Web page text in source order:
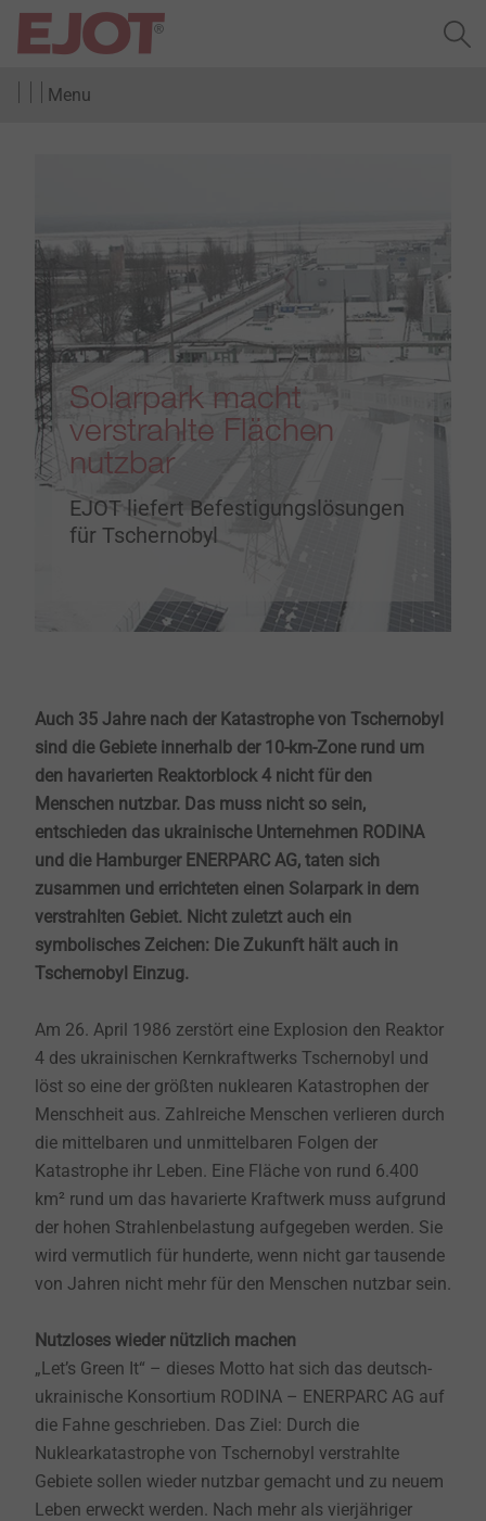
Menu
Solarpark macht
verstrahlte Flächen
nutzbar
EJOT liefert Befestigungslösungen
für Tschernobyl
Auch 35 Jahre nach der Katastrophe von Tschernobyl
sind die Gebiete innerhalb der 10-km-Zone rund um
den havarierten Reaktorblock 4 nicht für den
Menschen nutzbar. Das muss nicht so sein,
entschieden das ukrainische Unternehmen RODINA
und die Hamburger ENERPARC AG, taten sich
zusammen und errichteten einen Solarpark in dem
verstrahlten Gebiet. Nicht zuletzt auch ein
symbolisches Zeichen: Die Zukunft hält auch in
Tschernobyl Einzug.
Am 26. April 1986 zerstört eine Explosion den Reaktor
4 des ukrainischen Kernkraftwerks Tschernobyl und
löst so eine der größten nuklearen Katastrophen der
Menschheit aus. Zahlreiche Menschen verlieren durch
die mittelbaren und unmittelbaren Folgen der
Katastrophe ihr Leben. Eine Fläche von rund 6.400
km² rund um das havarierte Kraftwerk muss aufgrund
der hohen Strahlenbelastung aufgegeben werden. Sie
wird vermutlich für hunderte, wenn nicht gar tausende
von Jahren nicht mehr für den Menschen nutzbar sein.
Nutzloses wieder nützlich machen
„Let’s Green It“ – dieses Motto hat sich das deutsch-
ukrainische Konsortium RODINA – ENERPARC AG auf
die Fahne geschrieben. Das Ziel: Durch die
Nuklearkatastrophe von Tschernobyl verstrahlte
Gebiete sollen wieder nutzbar gemacht und zu neuem
Leben erweckt werden. Nach mehr als vierjähriger